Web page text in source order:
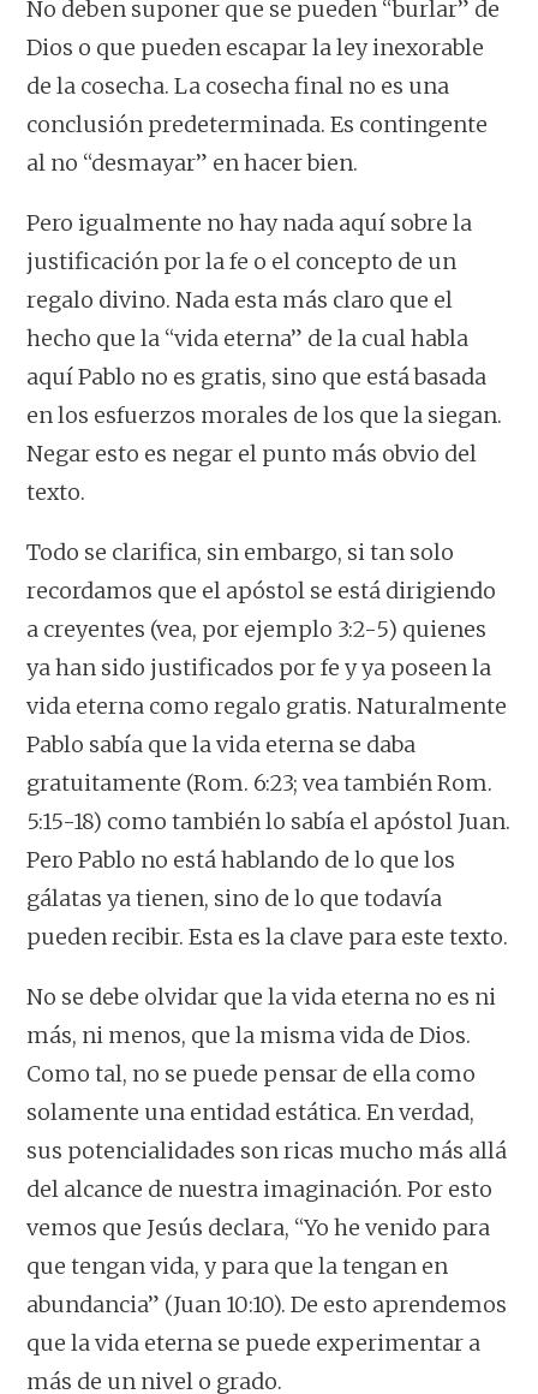
No deben suponer que se pueden “burlar” de
Dios o que pueden escapar la ley inexorable
de la cosecha. La cosecha final no es una
conclusión predeterminada. Es contingente
al no “desmayar” en hacer bien.
Pero igualmente no hay nada aquí sobre la
justificación por la fe o el concepto de un
regalo divino. Nada esta más claro que el
hecho que la “vida eterna” de la cual habla
aquí Pablo no es gratis, sino que está basada
en los esfuerzos morales de los que la siegan.
Negar esto es negar el punto más obvio del
texto.
Todo se clarifica, sin embargo, si tan solo
recordamos que el apóstol se está dirigiendo
a creyentes (vea, por ejemplo 3:2-5) quienes
ya han sido justificados por fe y ya poseen la
vida eterna como regalo gratis. Naturalmente
Pablo sabía que la vida eterna se daba
gratuitamente (Rom. 6:23; vea también Rom.
5:15-18) como también lo sabía el apóstol Juan.
Pero Pablo no está hablando de lo que los
gálatas ya tienen, sino de lo que todavía
pueden recibir. Esta es la clave para este texto.
No se debe olvidar que la vida eterna no es ni
más, ni menos, que la misma vida de Dios.
Como tal, no se puede pensar de ella como
solamente una entidad estática. En verdad,
sus potencialidades son ricas mucho más allá
del alcance de nuestra imaginación. Por esto
vemos que Jesús declara, “Yo he venido para
que tengan vida, y para que la tengan en
abundancia” (Juan 10:10). De esto aprendemos
que la vida eterna se puede experimentar a
más de un nivel o grado.